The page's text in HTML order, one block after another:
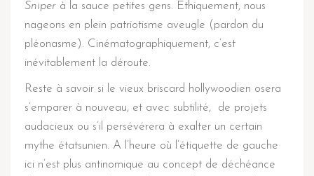
Sniper à la sauce petites gens. Ethiquement, nous
nageons en plein patriotisme aveugle (pardon du
pléonasme). Cinématographiquement, c’est
inévitablement la déroute.
Reste à savoir si le vieux briscard hollywoodien osera
s’emparer à nouveau, et avec subtilité, de projets
audacieux ou s’il persévérera à exalter un certain
mythe étatsunien. A l’heure où l’étiquette de gauche
ici n’est plus antinomique au concept de déchéance